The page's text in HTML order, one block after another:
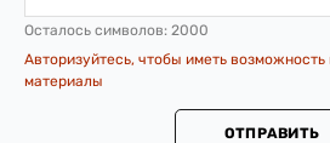
Осталось символов: 2000
Авторизуйтесь, чтобы иметь возможность
материалы
ОТПРАВИТЬ